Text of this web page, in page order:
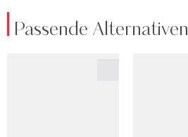
Passende Alternativen